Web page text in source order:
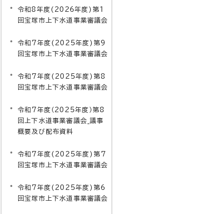
令和8年度(2026年度)第1
回宝塚市上下水道事業審議会
令和7年度(2025年度)第9
回宝塚市上下水道事業審議会
令和7年度(2025年度)第8
回宝塚市上下水道事業審議会
令和7年度（2025年度）第8
回上下水道事業審議会_議事
概要及び配布資料
令和7年度(2025年度)第7
回宝塚市上下水道事業審議会
令和7年度(2025年度)第6
回宝塚市上下水道事業審議会